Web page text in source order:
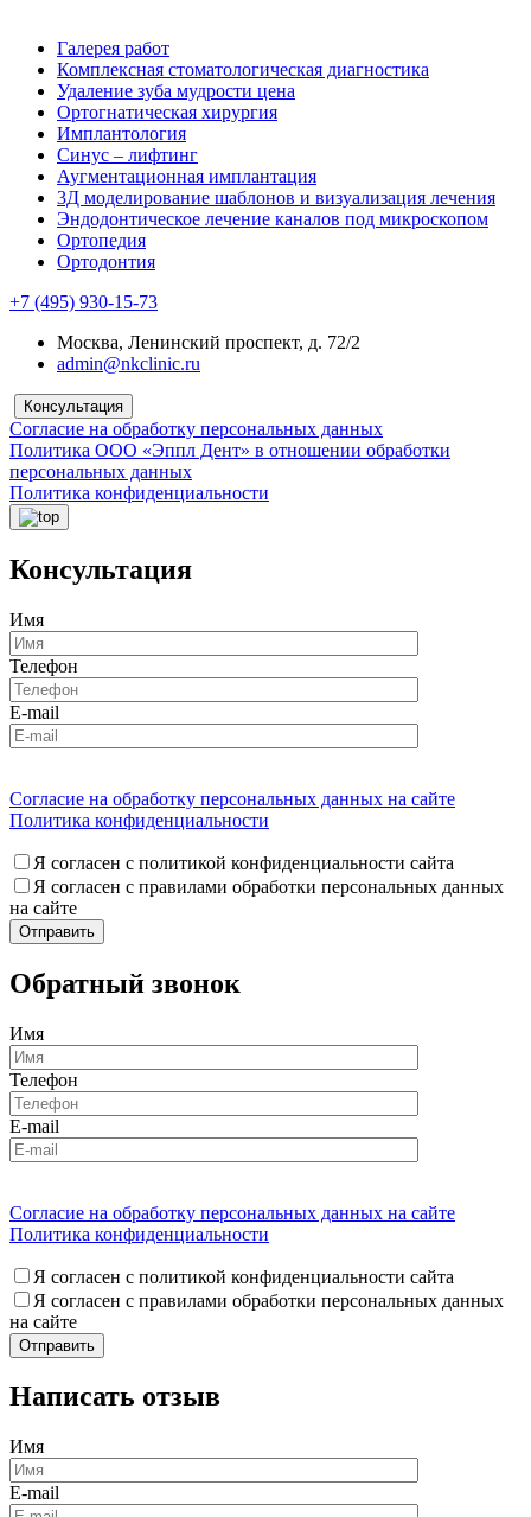
Галерея работ
Комплексная стоматологическая диагностика
Удаление зуба мудрости цена
Ортогнатическая хирургия
Имплантология
Синус – лифтинг
Аугментационная имплантация
3Д моделирование шаблонов и визуализация лечения
Эндодонтическое лечение каналов под микроскопом
Ортопедия
Ортодонтия
+7 (495) 930-15-73
Москва, Ленинский проспект, д. 72/2
admin@nkclinic.ru
Консультация
Согласие на обработку персональных данных
Политика ООО «Эппл Дент» в отношении обработки
персональных данных
Политика конфиденциальности
Консультация
Имя
Телефон
E-mail
Согласие на обработку персональных данных на сайте
Политика конфиденциальности
Я согласен с политикой конфиденциальности сайта
Я согласен с правилами обработки персональных данных
на сайте
Обратный звонок
Имя
Телефон
E-mail
Согласие на обработку персональных данных на сайте
Политика конфиденциальности
Я согласен с политикой конфиденциальности сайта
Я согласен с правилами обработки персональных данных
на сайте
Написать отзыв
Имя
E-mail